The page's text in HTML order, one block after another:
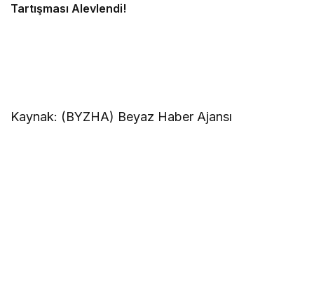
Tartışması Alevlendi!
Kaynak: (BYZHA) Beyaz Haber Ajansı